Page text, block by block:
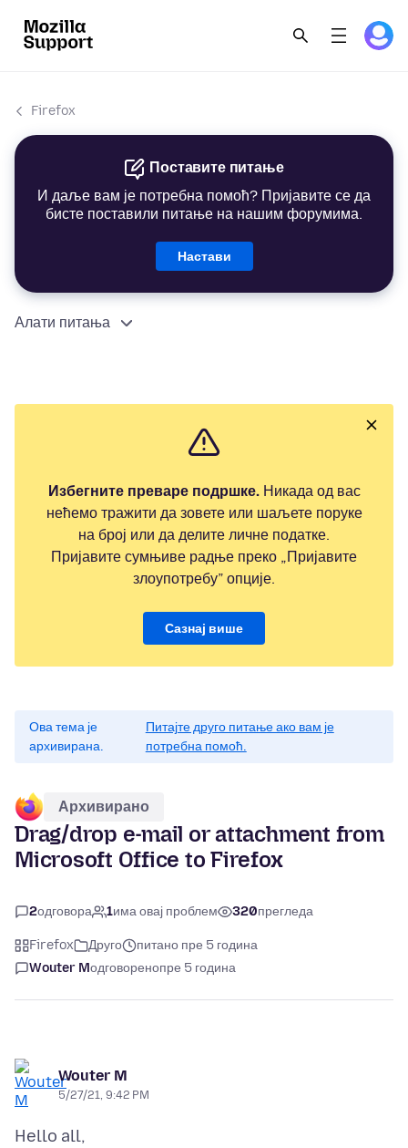
Firefox
Поставите питање
И даље вам је потребна помоћ? Пријавите се да
бисте поставили питање на нашим форумима.
Настави
Алати питања
Избегните преваре подршке.Никада од вас
нећемо тражити да зовете или шаљете поруке
на број или да делите личне податке.
Пријавите сумњиве радње преко „Пријавите
злоупотребу” опције.
Сазнај више
Ова тема је
архивирана.
Питајте друго питање ако вам је
потребна помоћ.
Архивирано
Drag/drop e-mail or attachment from
Microsoft Office to Firefox
2одговора 1има овај проблем 320прегледа
Firefox Друго
питано пре 5 година
Wouter Mодговоренопре 5 година
Wouter M
5/27/21, 9:42 PM